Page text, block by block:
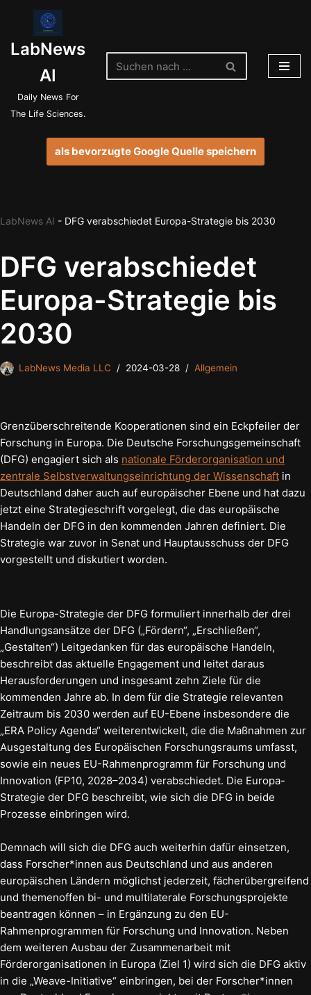
Inhalt
springen
LabNews
AI
Daily News For
The Life Sciences.
als bevorzugte Google Quelle speichern
LabNews AI - DFG verabschiedet Europa-Strategie bis 2030
DFG verabschiedet
Europa-Strategie bis
2030
LabNews Media LLC 2024-03-28 Allgemein
Grenzüberschreitende Kooperationen sind ein Eckpfeiler der
Forschung in Europa. Die Deutsche Forschungsgemeinschaft
(DFG) engagiert sich als nationale Förderorganisation und
zentrale Selbstverwaltungseinrichtung der Wissenschaft in
Deutschland daher auch auf europäischer Ebene und hat dazu
jetzt eine Strategieschrift vorgelegt, die das europäische
Handeln der DFG in den kommenden Jahren definiert. Die
Strategie war zuvor in Senat und Hauptausschuss der DFG
vorgestellt und diskutiert worden.
Die Europa-Strategie der DFG formuliert innerhalb der drei
Handlungsansätze der DFG („Fördern“, „Erschließen“,
„Gestalten“) Leitgedanken für das europäische Handeln,
beschreibt das aktuelle Engagement und leitet daraus
Herausforderungen und insgesamt zehn Ziele für die
kommenden Jahre ab. In dem für die Strategie relevanten
Zeitraum bis 2030 werden auf EU-Ebene insbesondere die
„ERA Policy Agenda“ weiterentwickelt, die die Maßnahmen zur
Ausgestaltung des Europäischen Forschungsraums umfasst,
sowie ein neues EU-Rahmenprogramm für Forschung und
Innovation (FP10, 2028–2034) verabschiedet. Die Europa-
Strategie der DFG beschreibt, wie sich die DFG in beide
Prozesse einbringen wird.
Demnach will sich die DFG auch weiterhin dafür einsetzen,
dass Forscher*innen aus Deutschland und aus anderen
europäischen Ländern möglichst jederzeit, fächerübergreifend
und themenoffen bi- und multilaterale Forschungsprojekte
beantragen können – in Ergänzung zu den EU-
Rahmenprogrammen für Forschung und Innovation. Neben
dem weiteren Ausbau der Zusammenarbeit mit
Förderorganisationen in Europa (Ziel 1) wird sich die DFG aktiv
in die „Weave-Initiative“ einbringen, bei der Forscher*innen